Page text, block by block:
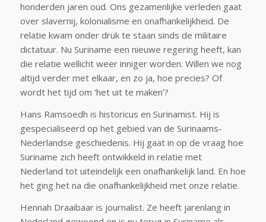
honderden jaren oud. Ons gezamenlijke verleden gaat
over slavernij, kolonialisme en onafhankelijkheid. De
relatie kwam onder druk te staan sinds de militaire
dictatuur. Nu Suriname een nieuwe regering heeft, kan
die relatie wellicht weer inniger worden. Willen we nog
altijd verder met elkaar, en zo ja, hoe precies? Of
wordt het tijd om ‘het uit te maken’?
Hans Ramsoedh is historicus en Surinamist. Hij is
gespecialiseerd op het gebied van de Surinaams-
Nederlandse geschiedenis. Hij gaat in op de vraag hoe
Suriname zich heeft ontwikkeld in relatie met
Nederland tot uiteindelijk een onafhankelijk land. En hoe
het ging het na die onafhankelijkheid met onze relatie.
Hennah Draaibaar is journalist. Ze heeft jarenlang in